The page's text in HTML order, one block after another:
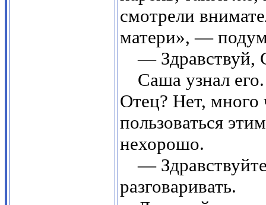
смотрели
матери», —
— Здравствуй,
Саша узнал
Отец? Нет, много
пользоваться
нехорошо.
—
разговаривать.